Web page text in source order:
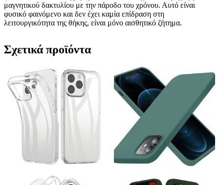
μαγνητικού δακτυλίου με την πάροδο του χρόνου. Αυτό είναι
φυσικό φαινόμενο και δεν έχει καμία επίδραση στη
λειτουργικότητα της θήκης, είναι μόνο αισθητικό ζήτημα.
Σχετικά προϊόντα